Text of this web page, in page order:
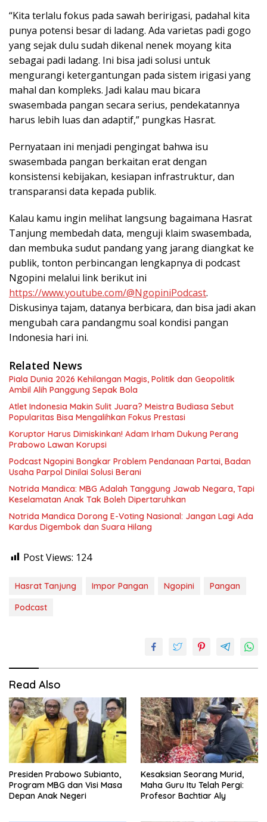
“Kita terlalu fokus pada sawah beririgasi, padahal kita
punya potensi besar di ladang. Ada varietas padi gogo
yang sejak dulu sudah dikenal nenek moyang kita
sebagai padi ladang. Ini bisa jadi solusi untuk
mengurangi ketergantungan pada sistem irigasi yang
mahal dan kompleks. Jadi kalau mau bicara
swasembada pangan secara serius, pendekatannya
harus lebih luas dan adaptif,” pungkas Hasrat.
Pernyataan ini menjadi pengingat bahwa isu
swasembada pangan berkaitan erat dengan
konsistensi kebijakan, kesiapan infrastruktur, dan
transparansi data kepada publik.
Kalau kamu ingin melihat langsung bagaimana Hasrat
Tanjung membedah data, menguji klaim swasembada,
dan membuka sudut pandang yang jarang diangkat ke
publik, tonton perbincangan lengkapnya di podcast
Ngopini melalui link berikut ini
https://www.youtube.com/@NgopiniPodcast.
Diskusinya tajam, datanya berbicara, dan bisa jadi akan
mengubah cara pandangmu soal kondisi pangan
Indonesia hari ini.
Related News
Piala Dunia 2026 Kehilangan Magis, Politik dan Geopolitik
Ambil Alih Panggung Sepak Bola
Atlet Indonesia Makin Sulit Juara? Meistra Budiasa Sebut
Popularitas Bisa Mengalihkan Fokus Prestasi
Koruptor Harus Dimiskinkan! Adam Irham Dukung Perang
Prabowo Lawan Korupsi
Podcast Ngopini Bongkar Problem Pendanaan Partai, Badan
Usaha Parpol Dinilai Solusi Berani
Notrida Mandica: MBG Adalah Tanggung Jawab Negara, Tapi
Keselamatan Anak Tak Boleh Dipertaruhkan
Notrida Mandica Dorong E-Voting Nasional: Jangan Lagi Ada
Kardus Digembok dan Suara Hilang
Post Views: 124
Hasrat Tanjung Impor Pangan Ngopini
Pangan
Podcast
Read Also
Presiden Prabowo Subianto,
Program MBG dan Visi Masa
Depan Anak Negeri
Kesaksian Seorang Murid,
Maha Guru Itu Telah Pergi:
Profesor Bachtiar Aly